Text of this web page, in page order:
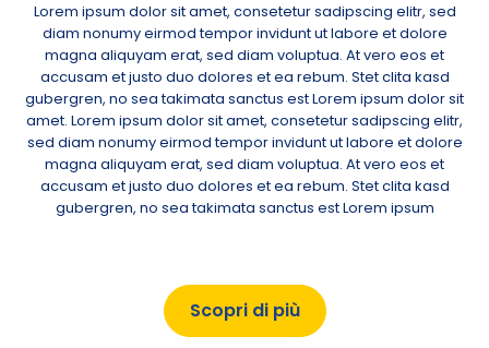
Lorem ipsum dolor sit amet, consetetur sadipscing elitr, sed
diam nonumy eirmod tempor invidunt ut labore et dolore
magna aliquyam erat, sed diam voluptua. At vero eos et
accusam et justo duo dolores et ea rebum. Stet clita kasd
gubergren, no sea takimata sanctus est Lorem ipsum dolor sit
amet. Lorem ipsum dolor sit amet, consetetur sadipscing elitr,
sed diam nonumy eirmod tempor invidunt ut labore et dolore
magna aliquyam erat, sed diam voluptua. At vero eos et
accusam et justo duo dolores et ea rebum. Stet clita kasd
gubergren, no sea takimata sanctus est Lorem ipsum
Scopri di più